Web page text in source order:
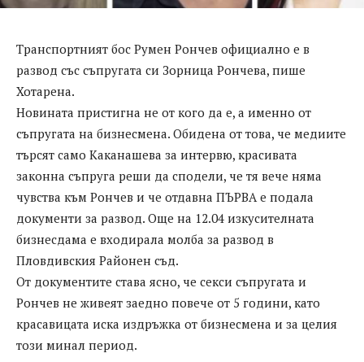
Транспортният бос Румен Рончев официално е в
развод със съпругата си Зорница Рончева, пише
Хотарена.
Новината пристигна не от кого да е, а именно от
съпругата на бизнесмена. Обидена от това, че медиите
търсят само Каканашева за интервю, красивата
законна съпруга реши да сподели, че тя вече няма
чувства към Рончев и че отдавна ПЪРВА е подала
документи за развод. Още на 12.04 изкусителната
бизнесдама е входирала молба за развод в
Пловдивския Районен съд.
От документите става ясно, че секси съпругата и
Рончев не живеят заедно повече от 5 години, като
красавицата иска издръжка от бизнесмена и за целия
този минал период.